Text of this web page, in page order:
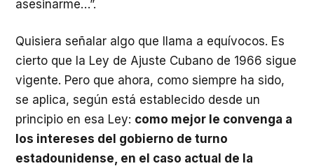
asesinarme…”.
Quisiera señalar algo que llama a equívocos. Es
cierto que la Ley de Ajuste Cubano de 1966 sigue
vigente. Pero que ahora, como siempre ha sido,
se aplica, según está establecido desde un
principio en esa Ley: como mejor le convenga a
los intereses del gobierno de turno
estadounidense, en el caso actual de la